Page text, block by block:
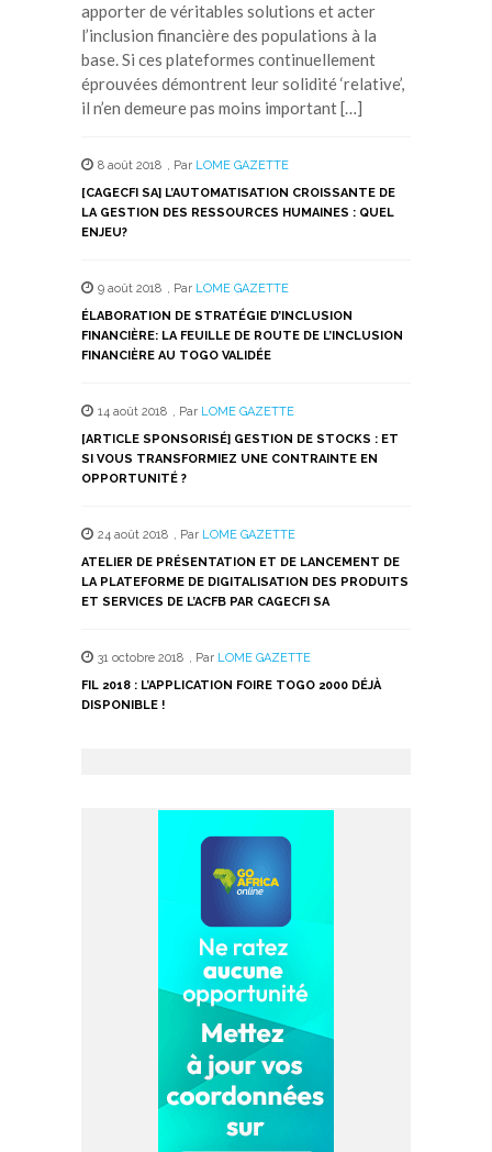
apporter de véritables solutions et acter
l’inclusion financière des populations à la
base. Si ces plateformes continuellement
éprouvées démontrent leur solidité ‘relative’,
il n’en demeure pas moins important […]
8 août 2018 , Par LOME GAZETTE
[CAGECFI SA] L’AUTOMATISATION CROISSANTE DE
LA GESTION DES RESSOURCES HUMAINES : QUEL
ENJEU?
9 août 2018 , Par LOME GAZETTE
ÉLABORATION DE STRATÉGIE D’INCLUSION
FINANCIÈRE: LA FEUILLE DE ROUTE DE L’INCLUSION
FINANCIÈRE AU TOGO VALIDÉE
14 août 2018 , Par LOME GAZETTE
[ARTICLE SPONSORISÉ] GESTION DE STOCKS : ET
SI VOUS TRANSFORMIEZ UNE CONTRAINTE EN
OPPORTUNITÉ ?
24 août 2018 , Par LOME GAZETTE
ATELIER DE PRÉSENTATION ET DE LANCEMENT DE
LA PLATEFORME DE DIGITALISATION DES PRODUITS
ET SERVICES DE L’ACFB PAR CAGECFI SA
31 octobre 2018 , Par LOME GAZETTE
FIL 2018 : L’APPLICATION FOIRE TOGO 2000 DÉJÀ
DISPONIBLE !